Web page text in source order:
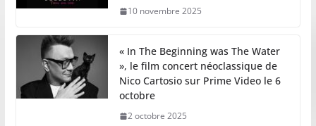
10 novembre 2025
« In The Beginning was The Water
», le film concert néoclassique de
Nico Cartosio sur Prime Video le 6
octobre
2 octobre 2025